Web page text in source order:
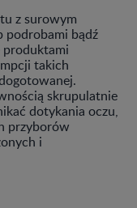
z surowym
podrobami bądź
takich
skrupulatnie
dotykania oczu,
przyborów
i